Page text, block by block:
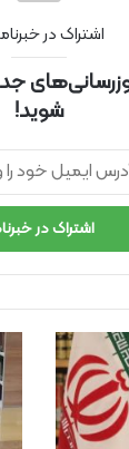
اشتراک در
شوید!